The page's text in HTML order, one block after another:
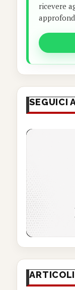
ricevere
SEGUICI